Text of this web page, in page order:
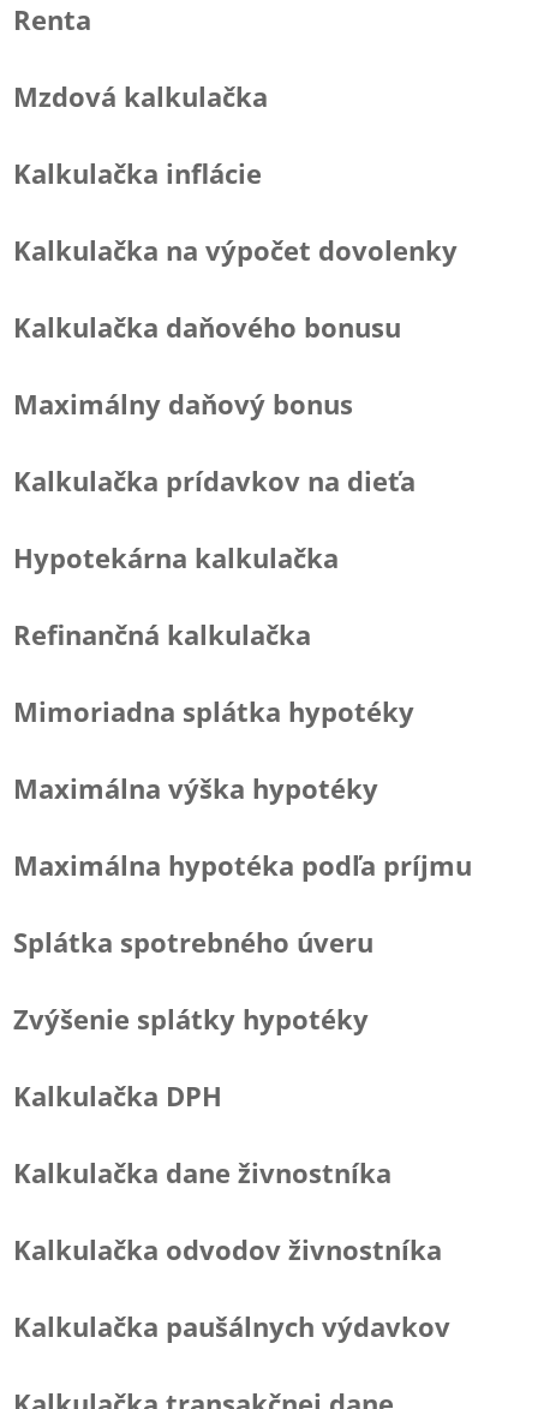
Renta
Mzdová kalkulačka
Kalkulačka inflácie
Kalkulačka na výpočet dovolenky
Kalkulačka daňového bonusu
Maximálny daňový bonus
Kalkulačka prídavkov na dieťa
Hypotekárna kalkulačka
Refinančná kalkulačka
Mimoriadna splátka hypotéky
Maximálna výška hypotéky
Maximálna hypotéka podľa príjmu
Splátka spotrebného úveru
Zvýšenie splátky hypotéky
Kalkulačka DPH
Kalkulačka dane živnostníka
Kalkulačka odvodov živnostníka
Kalkulačka paušálnych výdavkov